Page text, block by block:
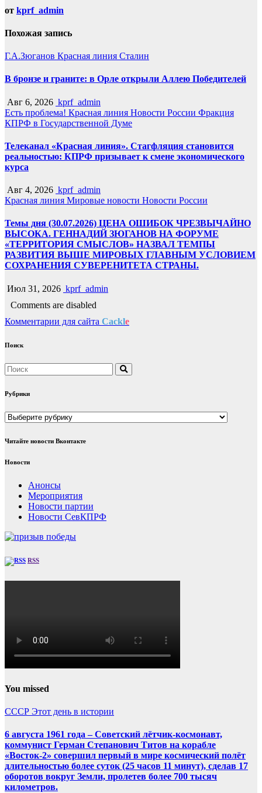
от kprf_admin
Похожая запись
Г.А.Зюганов Красная линия Сталин
В бронзе и граните: в Орле открыли Аллею Победителей
Авг 6, 2026 kprf_admin
Есть проблема! Красная линия Новости России Фракция
КПРФ в Государственной Думе
Телеканал «Красная линия». Стагфляция становится
реальностью: КПРФ призывает к смене экономического
курса
Авг 4, 2026 kprf_admin
Красная линия Мировые новости Новости России
Темы дня (30.07.2026) ЦЕНА ОШИБОК ЧРЕЗВЫЧАЙНО
ВЫСОКА. ГЕННАДИЙ ЗЮГАНОВ НА ФОРУМЕ
«ТЕРРИТОРИЯ СМЫСЛОВ» НАЗВАЛ ТЕМПЫ
РАЗВИТИЯ ВЫШЕ МИРОВЫХ ГЛАВНЫМ УСЛОВИЕМ
СОХРАНЕНИЯ СУВЕРЕНИТЕТА СТРАНЫ.
Июл 31, 2026 kprf_admin
Comments are disabled
Комментарии для сайта Cackle
Поиск
Рубрики
Рубрики
Читайте новости Вконтакте
Новости
Анонсы
Мероприятия
Новости партии
Новости СевКПРФ
RSS
You missed
СССР Этот день в истории
6 августа 1961 года – Советский лётчик-космонавт,
коммунист Герман Степанович Титов на корабле
«Восток-2» совершил первый в мире космический полёт
длительностью более суток (25 часов 11 минут), сделав 17
оборотов вокруг Земли, пролетев более 700 тысяч
километров.